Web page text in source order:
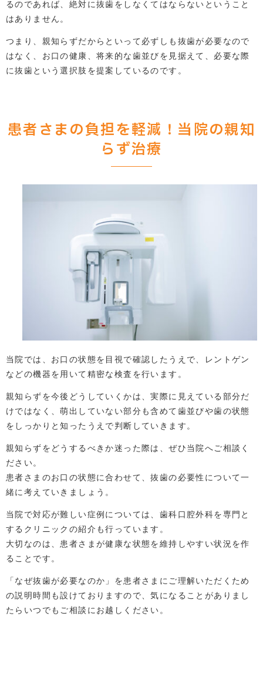
るのであれば、絶対に抜歯をしなくてはならないということ
はありません。
つまり、親知らずだからといって必ずしも抜歯が必要なので
はなく、お口の健康、将来的な歯並びを見据えて、必要な際
に抜歯という選択肢を提案しているのです。
患者さまの負担を軽減！当院の親知
らず治療
当院では、お口の状態を目視で確認したうえで、レントゲン
などの機器を用いて精密な検査を行います。
親知らずを今後どうしていくかは、実際に見えている部分だ
けではなく、萌出していない部分も含めて歯並びや歯の状態
をしっかりと知ったうえで判断していきます。
親知らずをどうするべきか迷った際は、ぜひ当院へご相談く
ださい。
患者さまのお口の状態に合わせて、抜歯の必要性について一
緒に考えていきましょう。
当院で対応が難しい症例については、歯科口腔外科を専門と
するクリニックの紹介も行っています。
大切なのは、患者さまが健康な状態を維持しやすい状況を作
ることです。
「なぜ抜歯が必要なのか」を患者さまにご理解いただくため
の説明時間も設けておりますので、気になることがありまし
たらいつでもご相談にお越しください。